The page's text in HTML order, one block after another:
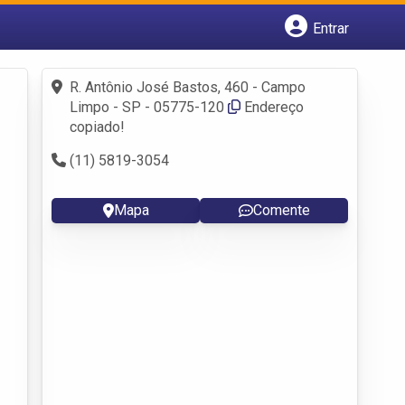
Entrar
Fazer login
Criar conta
R. Antônio José Bastos, 460 - Campo
Limpo - SP - 05775-120
Endereço
copiado!
(11) 5819-3054
Mapa Comente